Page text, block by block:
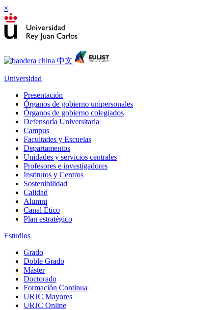
×
Universidad
Presentación
Órganos de gobierno unipersonales
Órganos de gobierno colegiados
Defensoría Universitaria
Campus
Facultades y Escuelas
Departamentos
Unidades y servicios centrales
Profesores e investigadores
Institutos y Centros
Sostenibilidad
Calidad
Alumni
Canal Ético
Plan estratégico
Estudios
Grado
Doble Grado
Máster
Doctorado
Formación Continua
URJC Mayores
URJC Online